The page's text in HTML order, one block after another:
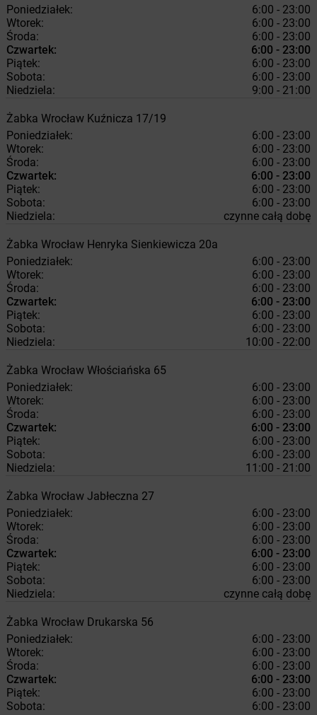
Poniedziałek:
6:00 - 23:00
Wtorek:
6:00 - 23:00
Środa:
6:00 - 23:00
Czwartek:
6:00 - 23:00
Piątek:
6:00 - 23:00
Sobota:
6:00 - 23:00
Niedziela:
9:00 - 21:00
Żabka Wrocław Kuźnicza 17/19
Poniedziałek:
6:00 - 23:00
Wtorek:
6:00 - 23:00
Środa:
6:00 - 23:00
Czwartek:
6:00 - 23:00
Piątek:
6:00 - 23:00
Sobota:
6:00 - 23:00
Niedziela:
czynne całą dobę
Żabka Wrocław Henryka Sienkiewicza 20a
Poniedziałek:
6:00 - 23:00
Wtorek:
6:00 - 23:00
Środa:
6:00 - 23:00
Czwartek:
6:00 - 23:00
Piątek:
6:00 - 23:00
Sobota:
6:00 - 23:00
Niedziela:
10:00 - 22:00
Żabka Wrocław Włościańska 65
Poniedziałek:
6:00 - 23:00
Wtorek:
6:00 - 23:00
Środa:
6:00 - 23:00
Czwartek:
6:00 - 23:00
Piątek:
6:00 - 23:00
Sobota:
6:00 - 23:00
Niedziela:
11:00 - 21:00
Żabka Wrocław Jabłeczna 27
Poniedziałek:
6:00 - 23:00
Wtorek:
6:00 - 23:00
Środa:
6:00 - 23:00
Czwartek:
6:00 - 23:00
Piątek:
6:00 - 23:00
Sobota:
6:00 - 23:00
Niedziela:
czynne całą dobę
Żabka Wrocław Drukarska 56
Poniedziałek:
6:00 - 23:00
Wtorek:
6:00 - 23:00
Środa:
6:00 - 23:00
Czwartek:
6:00 - 23:00
Piątek:
6:00 - 23:00
Sobota:
6:00 - 23:00